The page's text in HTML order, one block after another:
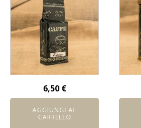
6,50 €
AGGIUNGI AL
CARRELLO